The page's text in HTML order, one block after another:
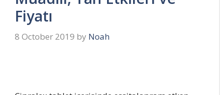
Fiyatı
8 October 2019 by Noah